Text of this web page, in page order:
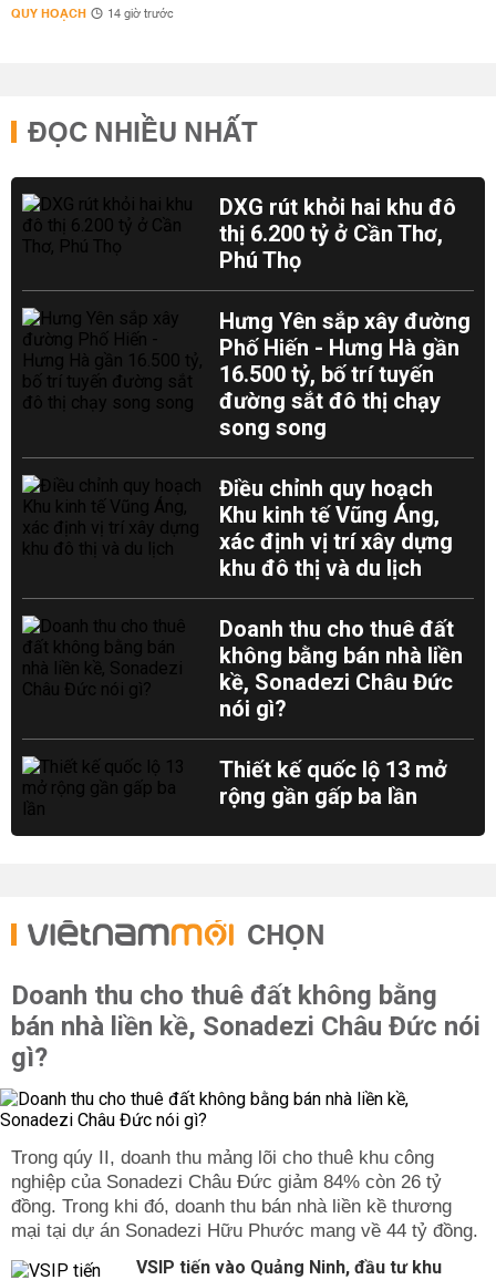
QUY HOẠCH 14 giờ trước
ĐỌC NHIỀU NHẤT
DXG rút khỏi hai khu đô
thị 6.200 tỷ ở Cần Thơ,
Phú Thọ
Hưng Yên sắp xây đường
Phố Hiến - Hưng Hà gần
16.500 tỷ, bố trí tuyến
đường sắt đô thị chạy
song song
Điều chỉnh quy hoạch
Khu kinh tế Vũng Áng,
xác định vị trí xây dựng
khu đô thị và du lịch
Doanh thu cho thuê đất
không bằng bán nhà liền
kề, Sonadezi Châu Đức
nói gì?
Thiết kế quốc lộ 13 mở
rộng gần gấp ba lần
CHỌN
Doanh thu cho thuê đất không bằng
bán nhà liền kề, Sonadezi Châu Đức nói
gì?
Trong qúy II, doanh thu mảng lõi cho thuê khu công
nghiệp của Sonadezi Châu Đức giảm 84% còn 26 tỷ
đồng. Trong khi đó, doanh thu bán nhà liền kề thương
mại tại dự án Sonadezi Hữu Phước mang về 44 tỷ đồng.
VSIP tiến vào Quảng Ninh, đầu tư khu